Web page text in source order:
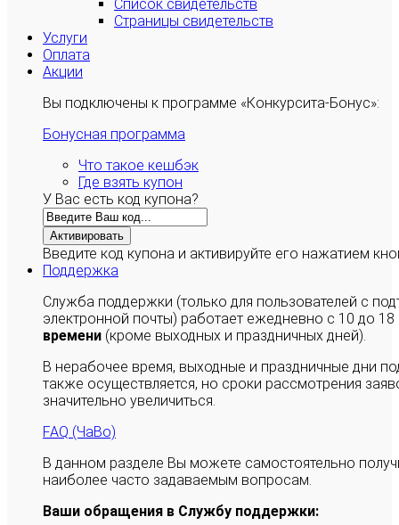
Список свидетельств
Страницы свидетельств
Услуги
Оплата
Акции
Вы подключены к программе «Конкурсита-Бонус»:
Бонусная программа
Что такое кешбэк
Где взять купон
У Вас есть код купона?
Активировать
Введите код купона и активируйте его нажатием
Поддержка
Служба поддержки (только для пользователей с
электронной почты) работает ежедневно с 10 до
времени (кроме выходных и праздничных дней).
В нерабочее время, выходные и праздничные дни
также осуществляется, но сроки рассмотрения
значительно увеличиться.
FAQ (ЧаВо)
В данном разделе Вы можете самостоятельно
наиболее часто задаваемым вопросам.
Ваши обращения в Службу поддержки: